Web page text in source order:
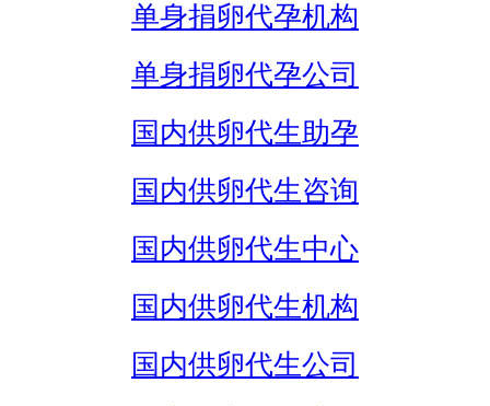
单身捐卵代孕机构
单身捐卵代孕公司
国内供卵代生助孕
国内供卵代生咨询
国内供卵代生中心
国内供卵代生机构
国内供卵代生公司